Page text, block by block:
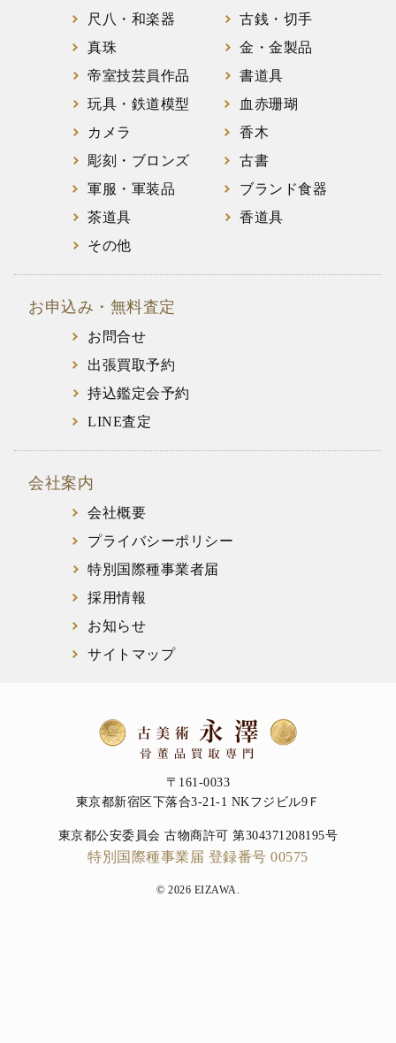
尺八・和楽器
古銭・切手
真珠
金・金製品
帝室技芸員作品
書道具
玩具・鉄道模型
血赤珊瑚
カメラ
香木
彫刻・ブロンズ
古書
軍服・軍装品
ブランド食器
茶道具
香道具
その他
お申込み・無料査定
お問合せ
出張買取予約
持込鑑定会予約
LINE査定
会社案内
会社概要
プライバシーポリシー
特別国際種事業者届
採用情報
お知らせ
サイトマップ
〒161-0033
東京都新宿区下落合3-21-1 NKフジビル9Ｆ
東京都公安委員会 古物商許可 第304371208195号
特別国際種事業届 登録番号 00575
© 2026 EIZAWA.